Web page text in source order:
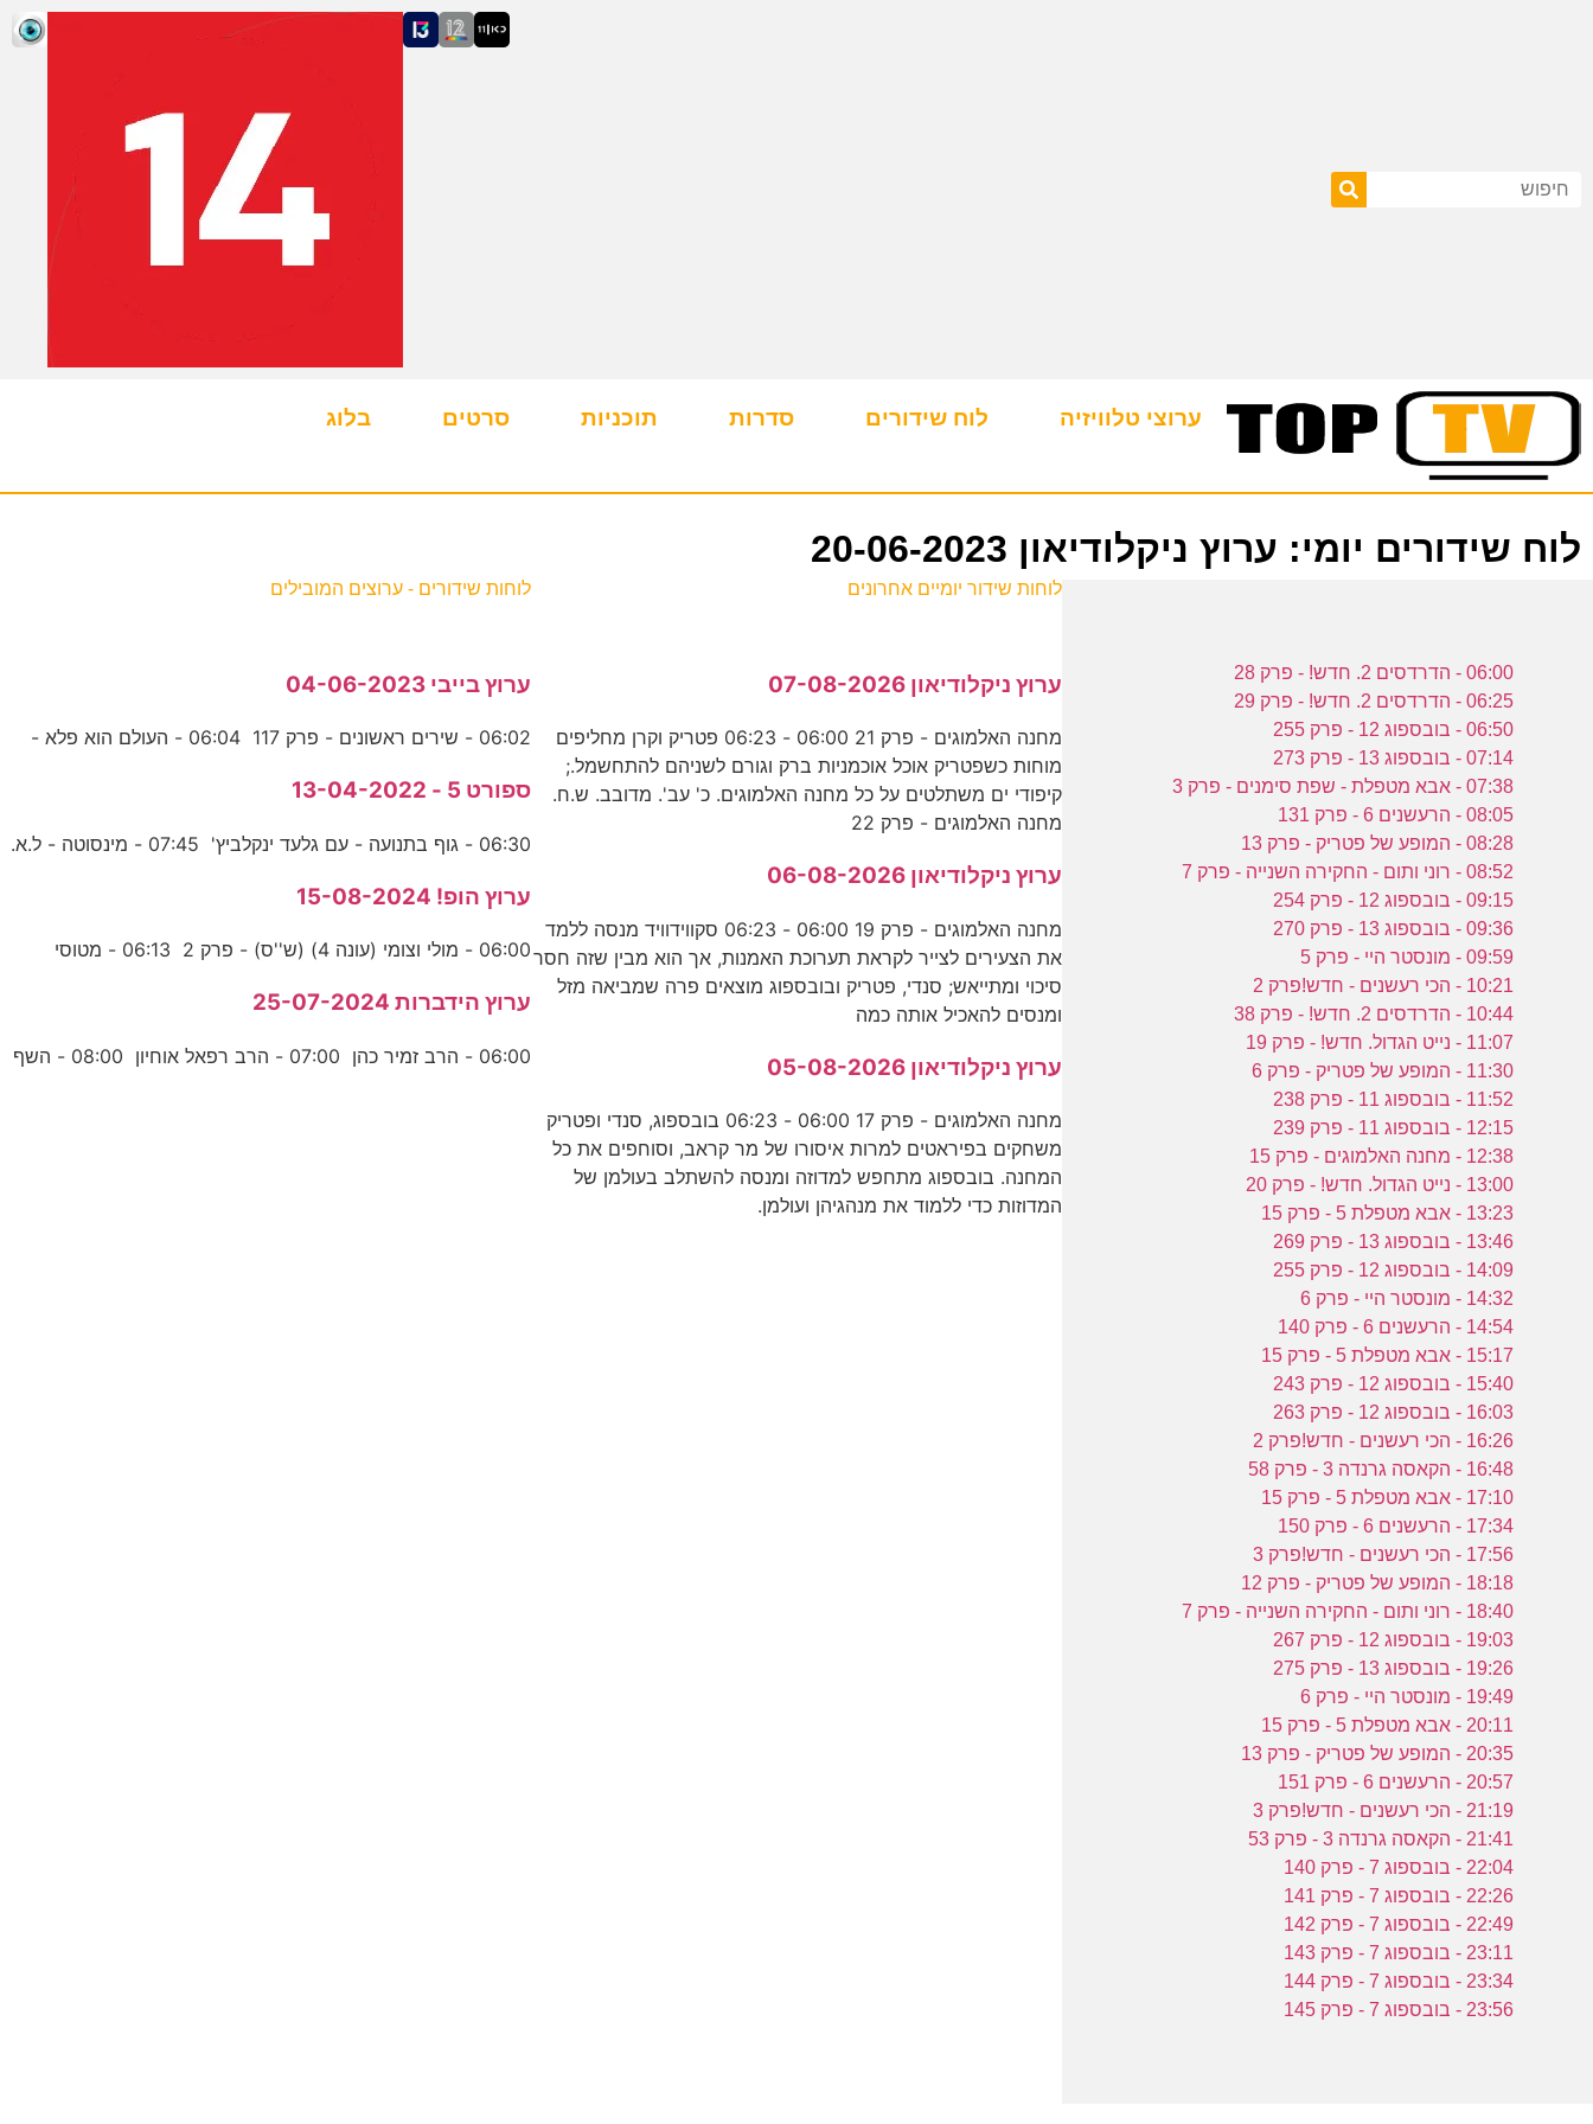
ערוצי טלוויזיה לוח שידורים סדרות תוכניות סרטים בלוג
לוח שידורים יומי: ערוץ ניקלודיאון 20-06-2023
06:00 - הדרדסים 2. חדש! - פרק 28
06:25 - הדרדסים 2. חדש! - פרק 29
06:50 - בובספוג 12 - פרק 255
07:14 - בובספוג 13 - פרק 273
07:38 - אבא מטפלת - שפת סימנים - פרק 3
08:05 - הרעשנים 6 - פרק 131
08:28 - המופע של פטריק - פרק 13
08:52 - רוני ותום - החקירה השנייה - פרק 7
09:15 - בובספוג 12 - פרק 254
09:36 - בובספוג 13 - פרק 270
09:59 - מונסטר היי - פרק 5
10:21 - הכי רעשנים - חדש!פרק 2
10:44 - הדרדסים 2. חדש! - פרק 38
11:07 - נייט הגדול. חדש! - פרק 19
11:30 - המופע של פטריק - פרק 6
11:52 - בובספוג 11 - פרק 238
12:15 - בובספוג 11 - פרק 239
12:38 - מחנה האלמוגים - פרק 15
13:00 - נייט הגדול. חדש! - פרק 20
13:23 - אבא מטפלת 5 - פרק 15
13:46 - בובספוג 13 - פרק 269
14:09 - בובספוג 12 - פרק 255
14:32 - מונסטר היי - פרק 6
14:54 - הרעשנים 6 - פרק 140
15:17 - אבא מטפלת 5 - פרק 15
15:40 - בובספוג 12 - פרק 243
16:03 - בובספוג 12 - פרק 263
16:26 - הכי רעשנים - חדש!פרק 2
16:48 - הקאסה גרנדה 3 - פרק 58
17:10 - אבא מטפלת 5 - פרק 15
17:34 - הרעשנים 6 - פרק 150
17:56 - הכי רעשנים - חדש!פרק 3
18:18 - המופע של פטריק - פרק 12
18:40 - רוני ותום - החקירה השנייה - פרק 7
19:03 - בובספוג 12 - פרק 267
19:26 - בובספוג 13 - פרק 275
19:49 - מונסטר היי - פרק 6
20:11 - אבא מטפלת 5 - פרק 15
20:35 - המופע של פטריק - פרק 13
20:57 - הרעשנים 6 - פרק 151
21:19 - הכי רעשנים - חדש!פרק 3
21:41 - הקאסה גרנדה 3 - פרק 53
22:04 - בובספוג 7 - פרק 140
22:26 - בובספוג 7 - פרק 141
22:49 - בובספוג 7 - פרק 142
23:11 - בובספוג 7 - פרק 143
23:34 - בובספוג 7 - פרק 144
23:56 - בובספוג 7 - פרק 145
לוחות שידור יומיים אחרונים
ערוץ ניקלודיאון 07-08-2026
מחנה האלמוגים - פרק 21 06:00 - 06:23 פטריק וקרן מחליפים
מוחות כשפטריק אוכל אוכמניות ברק וגורם לשניהם להתחשמל.;
קיפודי ים משתלטים על כל מחנה האלמוגים. כ' עב'. מדובב. ש.ח.
מחנה האלמוגים - פרק 22
ערוץ ניקלודיאון 06-08-2026
מחנה האלמוגים - פרק 19 06:00 - 06:23 סקווידוויד מנסה ללמד
את הצעירים לצייר לקראת תערוכת האמנות, אך הוא מבין שזה חסר
סיכוי ומתייאש; סנדי, פטריק ובובספוג מוצאים פרה שמביאה מזל
ומנסים להאכיל אותה כמה
ערוץ ניקלודיאון 05-08-2026
מחנה האלמוגים - פרק 17 06:00 - 06:23 בובספוג, סנדי ופטריק
משחקים בפיראטים למרות איסורו של מר קראב, וסוחפים את כל
המחנה. בובספוג מתחפש למדוזה ומנסה להשתלב בעולמן של
המדוזות כדי ללמוד את מנהגיהן ועולמן.
לוחות שידורים - ערוצים המובילים
ערוץ בייבי 04-06-2023
06:02 - שירים ראשונים - פרק 117 06:04 - העולם הוא פלא -
ספורט 5 - 13-04-2022
06:30 - גוף בתנועה - עם גלעד ינקלביץ' 07:45 - מינסוטה - ל.א.
ערוץ הופ! 15-08-2024
06:00 - מולי וצומי (עונה 4) (ש''ס) - פרק 2 06:13 - מטוסי
ערוץ הידברות 25-07-2024
06:00 - הרב זמיר כהן 07:00 - הרב רפאל אוחיון 08:00 - השף